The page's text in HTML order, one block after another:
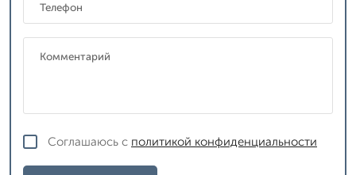
Соглашаюсь с политикой конфиденциальности